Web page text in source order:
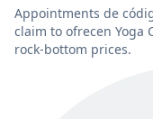
Appointments de
claim to ofrecen Yoga
rock-bottom prices.